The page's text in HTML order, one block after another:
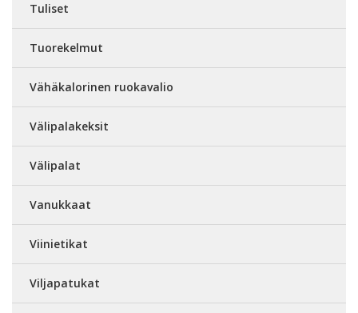
Tuliset
Tuorekelmut
Vähäkalorinen ruokavalio
Välipalakeksit
Välipalat
Vanukkaat
Viinietikat
Viljapatukat